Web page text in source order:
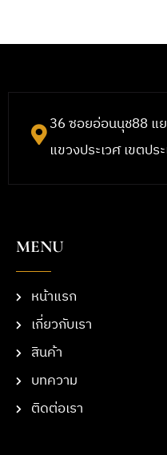
36 ซอยอ่อนนุช88 แ
แขวงประเวศ เขตป
MENU
หน้าแรก
เกี่ยวกับเรา
สินค้า
บทความ
ติดต่อเรา